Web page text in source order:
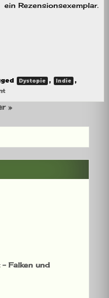
ein Rezensionsexemplar.
Dystopie , Indie ,
on
Open
Minds
Gefährliche
»
Falken und